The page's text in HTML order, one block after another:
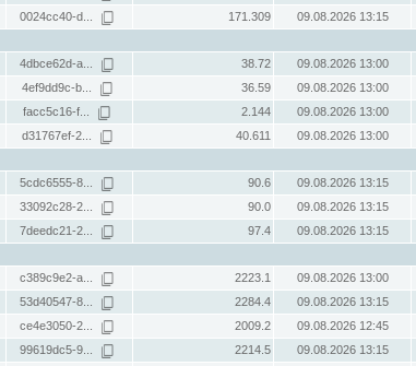
0024cc40-d... 171.309
09.08.2026 13:15
4dbce62d-a... 38.72
09.08.2026 13:00
4ef9dd9c-b... 36.59
09.08.2026 13:00
facc5c16-f... 2.144
09.08.2026 13:00
d31767ef-2... 40.611
09.08.2026 13:00
5cdc6555-8... 90.6
09.08.2026 13:15
33092c28-2... 90.0
09.08.2026 13:15
7deedc21-2... 97.4
09.08.2026 13:15
c389c9e2-a... 2223.1
09.08.2026 13:00
53d40547-8... 2284.4
09.08.2026 13:15
ce4e3050-2... 2009.2
09.08.2026 12:45
99619dc5-9... 2214.5
09.08.2026 13:15